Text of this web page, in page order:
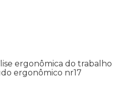
ergonômica do trabalho
ergonômico nr17